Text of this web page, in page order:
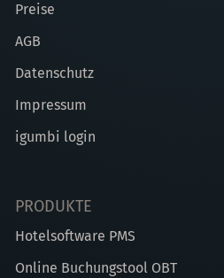
Preise
AGB
Datenschutz
Impressum
igumbi login
PRODUKTE
Hotelsoftware PMS
Online Buchungstool OBT